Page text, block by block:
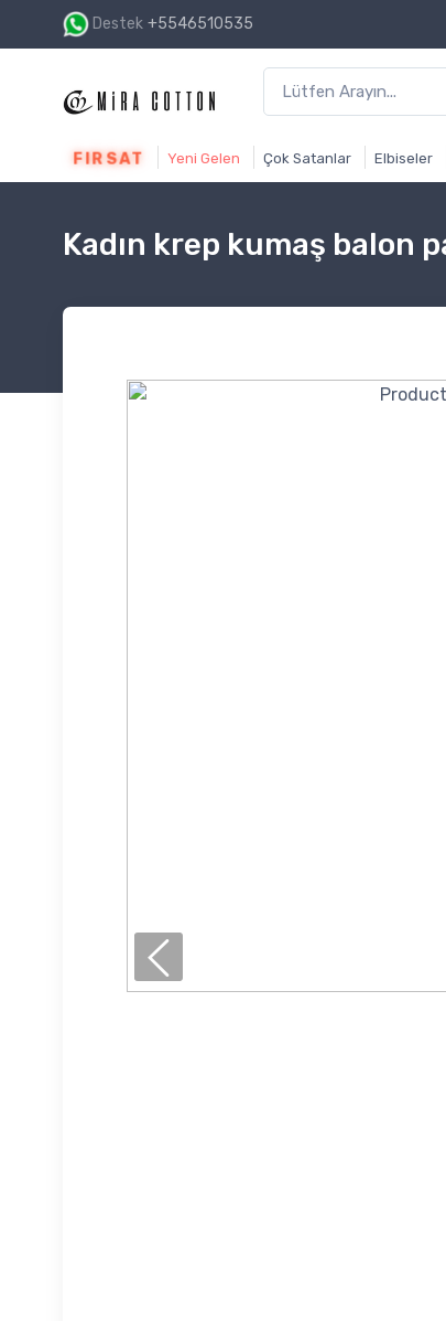
Destek +5546510535 1500₺ ve üzeri
FIRSAT Yeni Gelen Çok Satanlar Elbiseler
Kadın krep kumaş balon